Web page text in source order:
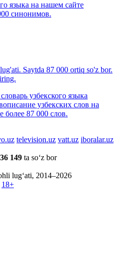
языка на нашем сайте
синонимов.
Saytda 87 000 ortiq so'z bor.
узбекского языка
узбекских слов на
более 87 000 слов.
television.uz vatt.uz iboralar.uz
36 149 ta so‘z bor
lug‘ati, 2014–2026
18+